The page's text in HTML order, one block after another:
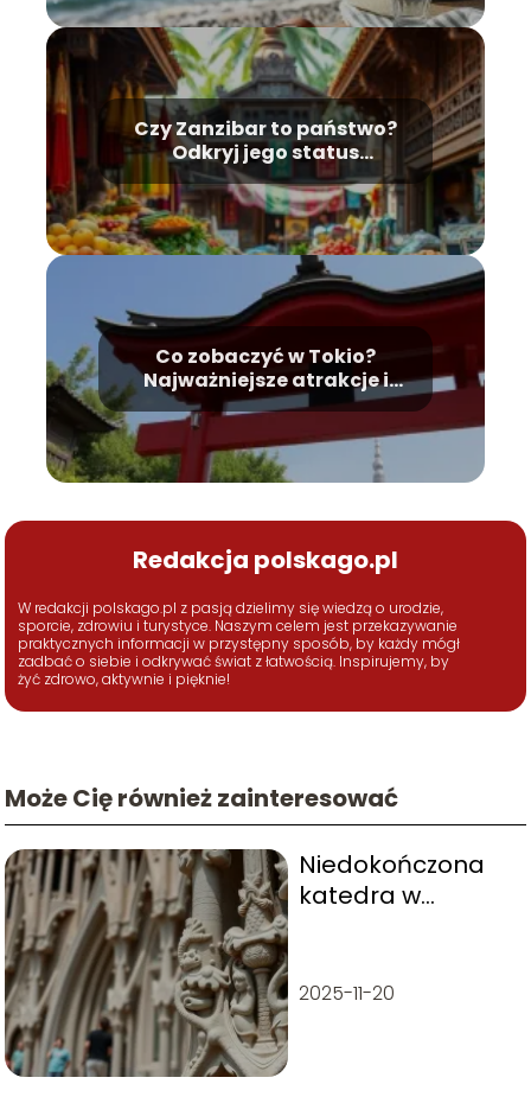
Czy Zanzibar to państwo?
Odkryj jego status
polityczny i historię
Co zobaczyć w Tokio?
Najważniejsze atrakcje i
zabytki
Redakcja polskago.pl
W redakcji polskago.pl z pasją dzielimy się wiedzą o urodzie,
sporcie, zdrowiu i turystyce. Naszym celem jest przekazywanie
praktycznych informacji w przystępny sposób, by każdy mógł
zadbać o siebie i odkrywać świat z łatwością. Inspirujemy, by
żyć zdrowo, aktywnie i pięknie!
Może Cię również zainteresować
Niedokończona
katedra w
architektura
2025-11-20